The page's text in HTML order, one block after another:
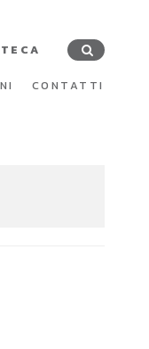
CONTATTI